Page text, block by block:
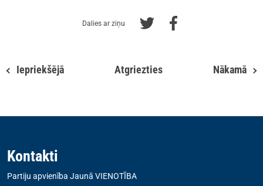
Dalies ar ziņu
Iepriekšējā Atgriezties Nākamā
Kontakti
Partiju apvienība Jaunā VIENOTĪBA